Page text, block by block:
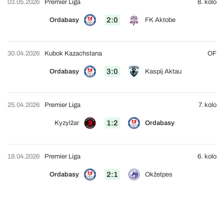
03.05.2026
Ordabasy 2:0 FK Aktobe
Premier Liga 8. kolo
30.04.2026
Ordabasy 3:0 Kaspij Aktau
Kubok Kazachstana OF
25.04.2026
Kyzylžar 1:2 Ordabasy
Premier Liga 7. kolo
18.04.2026
Ordabasy 2:1 Okžetpes
Premier Liga 6. kolo